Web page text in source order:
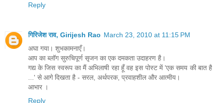
Reply
गिरिजेश राव, Girijesh Rao March 23, 2010 at 11:15 PM
अघा गया। शुभकामनाएँ।
आप का ब्लॉग सुरुचिपूर्ण सृजन का एक दमकता उदाहरण है।
गद्य के जिस स्वरूप का मैं अभिलाषी रहा हूँ वह इस पोस्ट में 'एक समय की बात है
...' से आगे दिखता है - सरल, अर्थपरक, प्रवाहशील और आत्मीय।
आभार ।
Reply